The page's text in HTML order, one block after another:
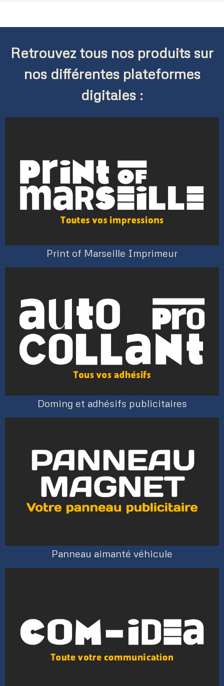
Retrouvez tous nos produits sur
nos différentes plateformes
digitales :
Print of Marseille Imprimeur
Doming et adhésifs publicitaires
Panneau aimanté véhicule